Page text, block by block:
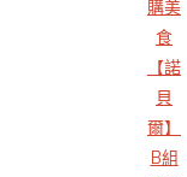
購美
食
【諾
貝
爾】
B組